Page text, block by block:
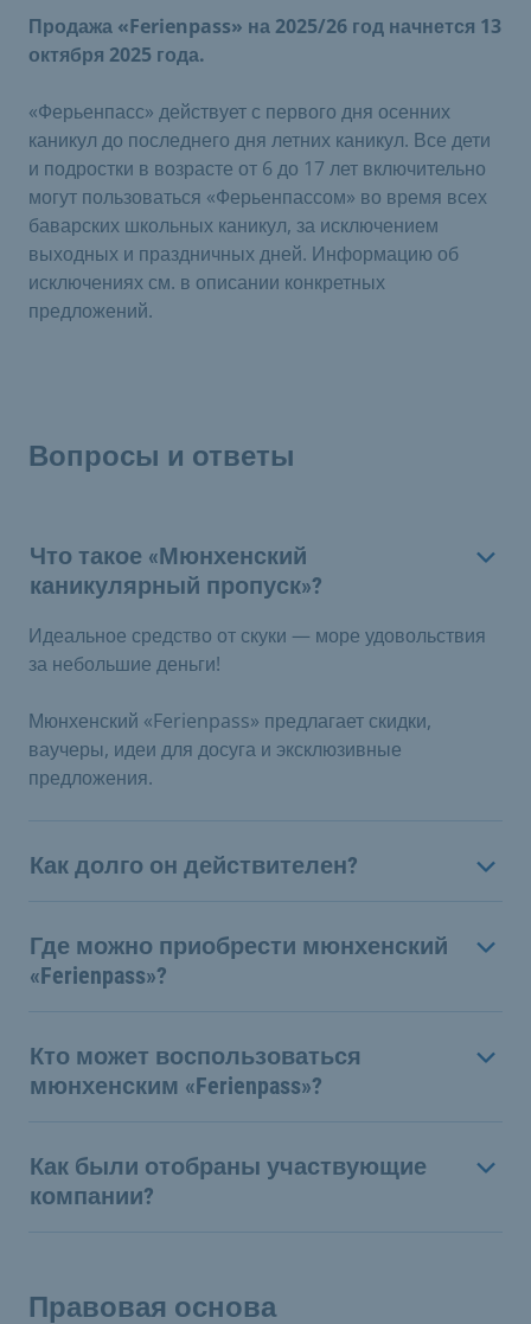
Продажа «Ferienpass» на 2025/26 год начнется 13
октября 2025 года.
«Ферьенпасс» действует с первого дня осенних
каникул до последнего дня летних каникул. Все дети
и подростки в возрасте от 6 до 17 лет включительно
могут пользоваться «Ферьенпассом» во время всех
баварских школьных каникул, за исключением
выходных и праздничных дней. Информацию об
исключениях см. в описании конкретных
предложений.
Вопросы и ответы
Что такое «Мюнхенский
каникулярный пропуск»?
Идеальное средство от скуки — море удовольствия
за небольшие деньги!
Мюнхенский «Ferienpass» предлагает скидки,
ваучеры, идеи для досуга и эксклюзивные
предложения.
Как долго он действителен?
Где можно приобрести мюнхенский
«Ferienpass»?
Кто может воспользоваться
мюнхенским «Ferienpass»?
Как были отобраны участвующие
компании?
Правовая основа